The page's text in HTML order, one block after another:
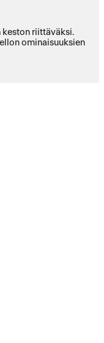
keston riittäväksi.
ominaisuuksien